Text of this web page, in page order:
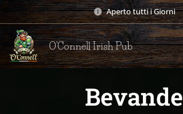
Aperto tutti i Giorni
O'Connell Irish Pub
Bevande